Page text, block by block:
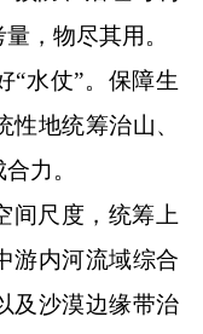
，物尽其用。
水仗”。保障生
地统筹治山、
力。
尺度，统筹上
游内河流域综合
及沙漠边缘带治